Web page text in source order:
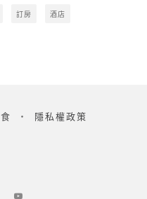
訂房 酒店
‧ 隱私權政策